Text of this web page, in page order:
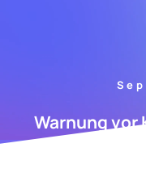
Warnung vor